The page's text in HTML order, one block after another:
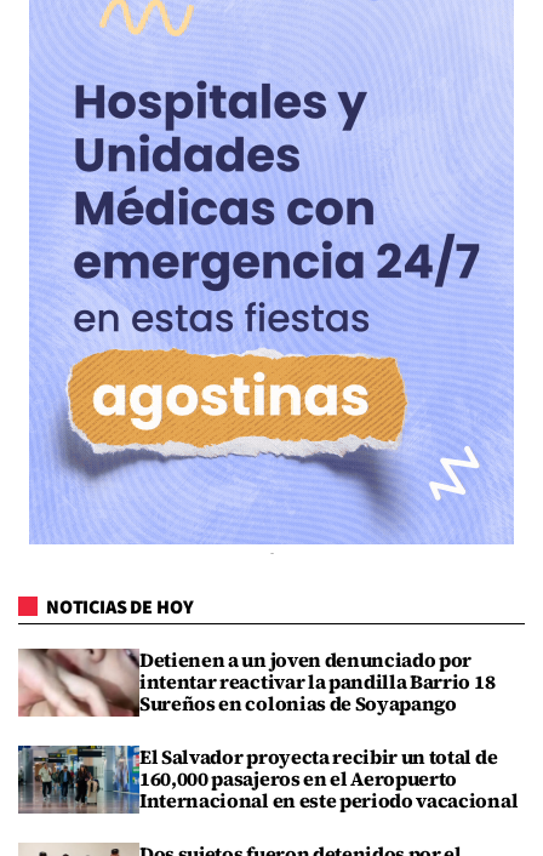
NOTICIAS DE HOY
Detienen a un joven denunciado por
intentar reactivar la pandilla Barrio 18
Sureños en colonias de Soyapango
El Salvador proyecta recibir un total de
160,000 pasajeros en el Aeropuerto
Internacional en este periodo vacacional